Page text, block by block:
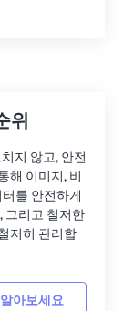
위
지 않고, 안전
해 이미지, 비
를 안전하게
그리고 철저한
저히 관리합
아보세요